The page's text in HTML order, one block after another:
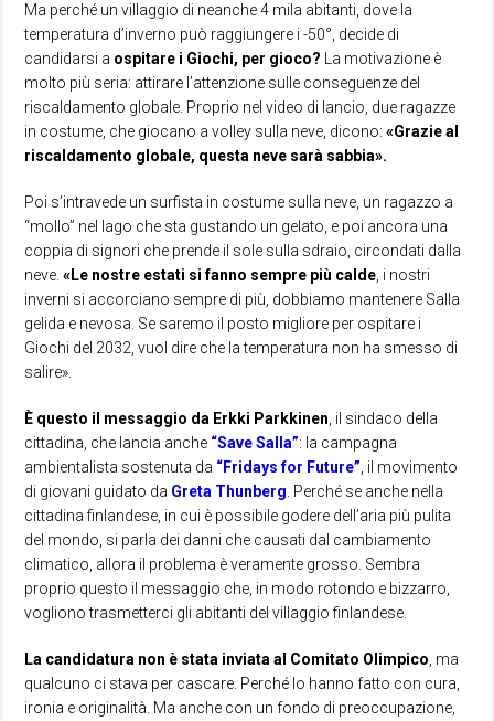
Ma perché un villaggio di neanche 4 mila abitanti, dove la
temperatura d’inverno può raggiungere i -50°, decide di
candidarsi a ospitare i Giochi, per gioco? La motivazione è
molto più seria: attirare l’attenzione sulle conseguenze del
riscaldamento globale. Proprio nel video di lancio, due ragazze
in costume, che giocano a volley sulla neve, dicono:«Grazie al
riscaldamento globale, questa neve sarà sabbia».
Poi s’intravede un surfista in costume sulla neve, un ragazzo a
“mollo” nel lago che sta gustando un gelato, e poi ancora una
coppia di signori che prende il sole sulla sdraio, circondati dalla
neve.«Le nostre estati si fanno sempre più calde , i nostri
inverni si accorciano sempre di più, dobbiamo mantenere Salla
gelida e nevosa. Se saremo il posto migliore per ospitare i
Giochi del 2032, vuol dire che la temperatura non ha smesso di
salire».
È questo il messaggio da Erkki Parkkinen , il sindaco della
cittadina, che lancia anche “Save Salla”: la campagna
ambientalista sostenuta da “Fridays for Future” , il movimento
di giovani guidato da Greta Thunberg . Perché se anche nella
cittadina finlandese, in cui è possibile godere dell’aria più pulita
del mondo, si parla dei danni che causati dal cambiamento
climatico, allora il problema è veramente grosso. Sembra
proprio questo il messaggio che, in modo rotondo e bizzarro,
vogliono trasmetterci gli abitanti del villaggio finlandese.
La candidatura non è stata inviata al Comitato Olimpico , ma
qualcuno ci stava per cascare. Perché lo hanno fatto con cura,
ironia e originalità. Ma anche con un fondo di preoccupazione,